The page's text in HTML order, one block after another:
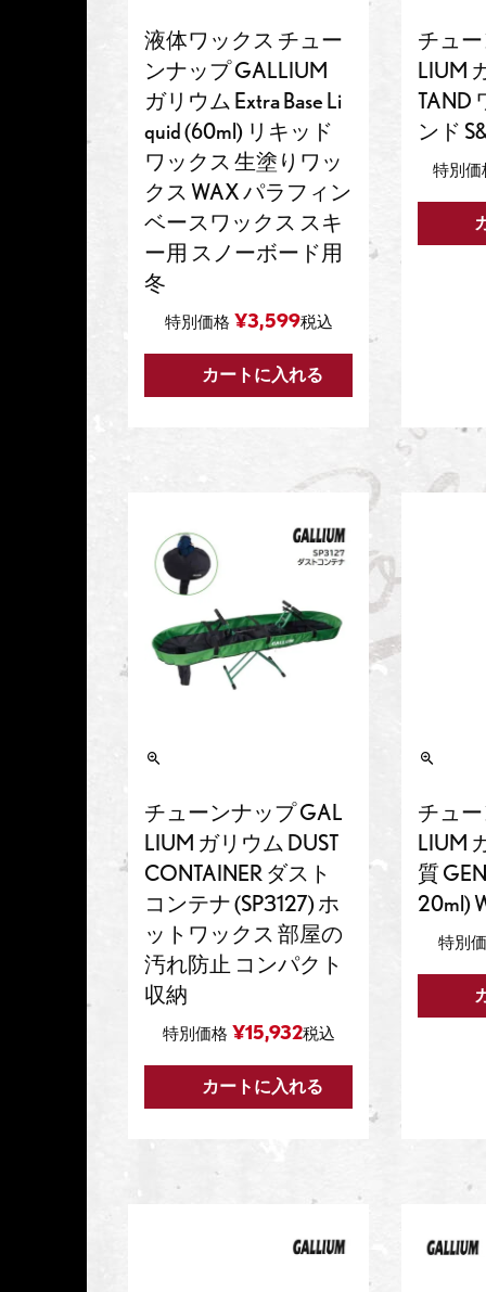
液体ワックス チュー
ンナップ GALLIUM
ガリウム Extra Base Li
quid (60ml) リキッド
ワックス 生塗りワッ
クス WAX パラフィン
ベースワックス スキ
ー用 スノーボード用
冬
特別価格 ¥3,599税込
カートに入れる
チュ
LIUM
TAND
ンド
特別価
チューンナップ GAL
LIUM ガリウム DUST
CONTAINER ダスト
コンテナ (SP3127) ホ
ットワックス 部屋の
汚れ防止 コンパクト
収納
特別価格 ¥15,932税込
カートに入れる
チュ
LIUM
質
20ml)
特別